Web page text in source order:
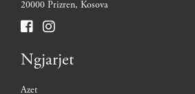
20000 Prizren, Kosova
Ngjarjet
Azet